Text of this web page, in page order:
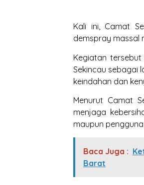
Kali ini, Camat
demspray massal
Kegiatan
Sekincau sebagai
keindahan dan
Menurut Camat
menjaga
maupun
Baca Juga :
Barat